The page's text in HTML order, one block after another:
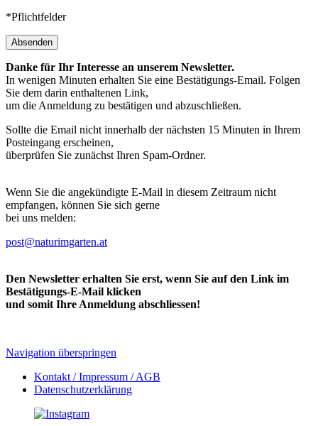
*Pflichtfelder
Absenden
Danke für Ihr Interesse an unserem Newsletter.
In wenigen Minuten erhalten Sie eine Bestätigungs-Email. Folgen
Sie dem darin enthaltenen Link,
um die Anmeldung zu bestätigen und abzuschließen.
Sollte die Email nicht innerhalb der nächsten 15 Minuten in Ihrem
Posteingang erscheinen,
überprüfen Sie zunächst Ihren Spam-Ordner.
Wenn Sie die angekündigte E-Mail in diesem Zeitraum nicht
empfangen, können Sie sich gerne
bei uns melden:
post@naturimgarten.at
Den Newsletter erhalten Sie erst, wenn Sie auf den Link im
Bestätigungs-E-Mail klicken
und somit Ihre Anmeldung abschliessen!
Navigation überspringen
Kontakt / Impressum / AGB
Datenschutzerklärung